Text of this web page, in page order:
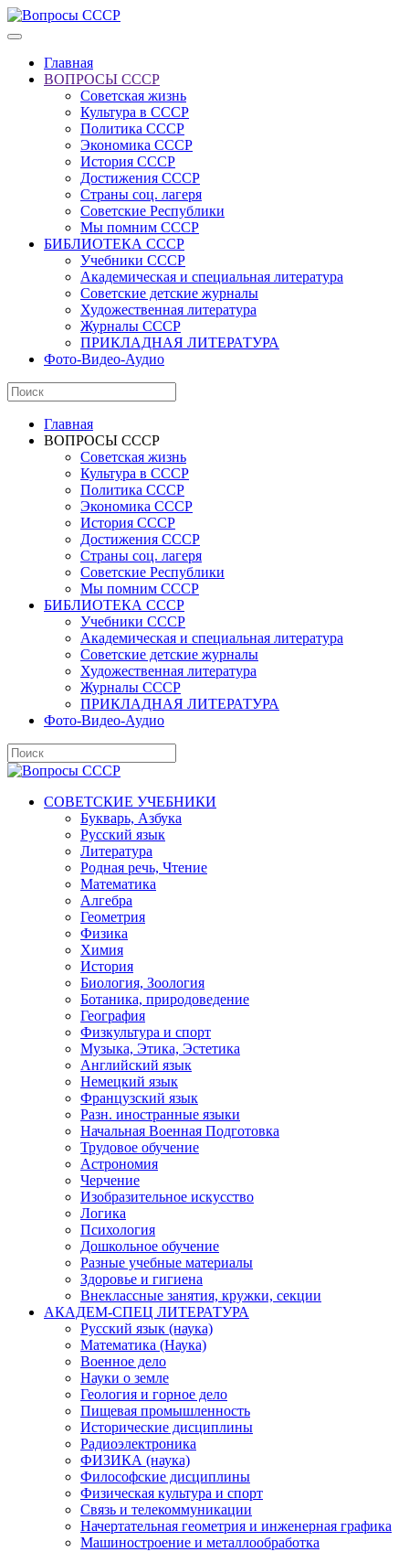
Главная
ВОПРОСЫ СССР
Советская жизнь
Культура в СССР
Политика СССР
Экономика СССР
История СССР
Достижения СССР
Страны соц. лагеря
Советские Республики
Мы помним СССР
БИБЛИОТЕКА СССР
Учебники СССР
Академическая и специальная литература
Советские детские журналы
Художественная литература
Журналы СССР
ПРИКЛАДНАЯ ЛИТЕРАТУРА
Фото-Видео-Аудио
Главная
ВОПРОСЫ СССР
Советская жизнь
Культура в СССР
Политика СССР
Экономика СССР
История СССР
Достижения СССР
Страны соц. лагеря
Советские Республики
Мы помним СССР
БИБЛИОТЕКА СССР
Учебники СССР
Академическая и специальная литература
Советские детские журналы
Художественная литература
Журналы СССР
ПРИКЛАДНАЯ ЛИТЕРАТУРА
Фото-Видео-Аудио
СОВЕТСКИЕ УЧЕБНИКИ
Букварь, Азбука
Русский язык
Литература
Родная речь, Чтение
Математика
Алгебра
Геометрия
Физика
Химия
История
Биология, Зоология
Ботаника, природоведение
География
Физкультура и спорт
Музыка, Этика, Эстетика
Английский язык
Немецкий язык
Французский язык
Разн. иностранные языки
Начальная Военная Подготовка
Трудовое обучение
Астрономия
Черчение
Изобразительное искусство
Логика
Психология
Дошкольное обучение
Разные учебные материалы
Здоровье и гигиена
Внеклассные занятия, кружки, секции
АКАДЕМ-СПЕЦ ЛИТЕРАТУРА
Русский язык (наука)
Математика (Наука)
Военное дело
Науки о земле
Геология и горное дело
Пищевая промышленность
Исторические дисциплины
Радиоэлектроника
ФИЗИКА (наука)
Философские дисциплины
Физическая культура и спорт
Связь и телекоммуникации
Начертательная геометрия и инженерная графика
Машиностроение и металлообработка